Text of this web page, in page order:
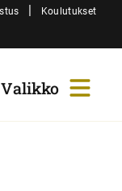
| Koulutukset